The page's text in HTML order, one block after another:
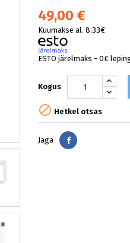
49,00 €
Kuumakse al. 8.33€
ESTO järelmaks - 0€
Kogus
 Hetkel otsas
Jaga Jaga